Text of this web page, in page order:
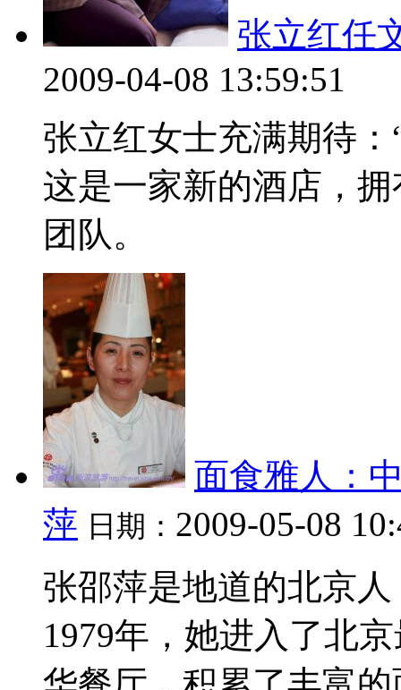
张立红任
2009-04-08 13:59:51
张立红女士充满期待
这是一家新的酒店，
团队。
面食雅人：
萍 日期： 2009-05-08
张邵萍是地道的北京
1979年，她进入了北